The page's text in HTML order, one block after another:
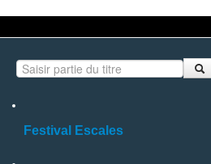
Saisir partie du titre
Festival Escales